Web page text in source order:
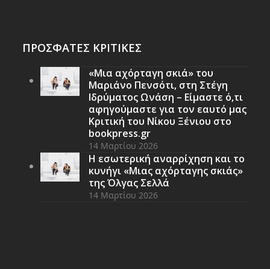
ΠΡΟΣΦΑΤΕΣ ΚΡΙΤΙΚΕΣ
«Μια αχόρταγη σκιά» του
Μαριάνο Πενσότι, στη Στέγη
Ιδρύματος Ωνάση – Είμαστε ό,τι
αφηγούμαστε για τον εαυτό μας
Κριτική του Νίκου Ξένιου στο
bookpress.gr
14 Μαρτίου 2026
Η εσωτερική αναρρίχηση και το
κυνήγι «Μιας αχόρταγης σκιάς»
της Όλγας Σελλά
14 Μαρτίου 2026